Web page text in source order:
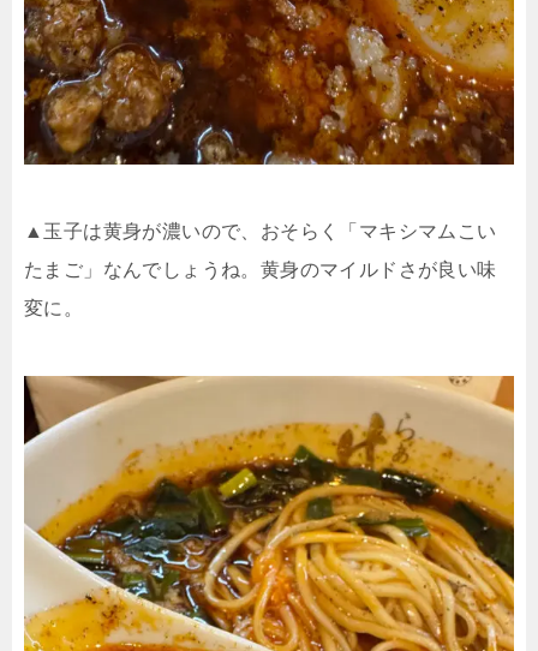
▲玉子は黄身が濃いので、おそらく「マキシマムこい
たまご」なんでしょうね。黄身のマイルドさが良い味
変に。